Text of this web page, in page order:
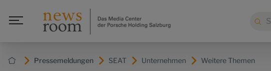
Pressemeldungen SEAT Unternehmen Weitere Themen
Suche: